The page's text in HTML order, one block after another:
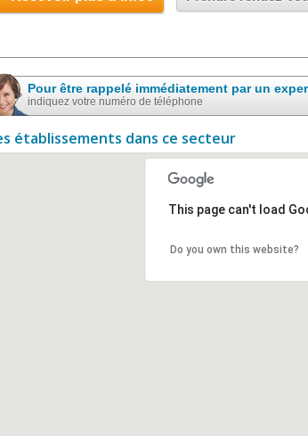
Pour être rappelé immédiatement par un
indiquez votre numéro de téléphone
établissements dans ce secteur
This page can't load
Do you own this website?